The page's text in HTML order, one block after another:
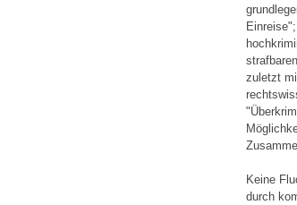
zuletzt
Keine
durch